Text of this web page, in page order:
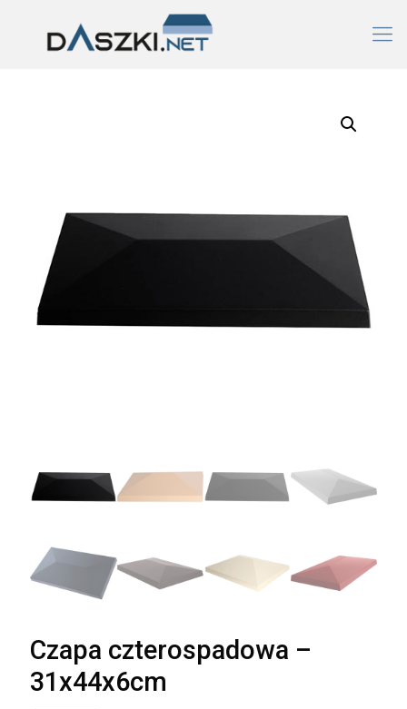
Czapa czterospadowa –
31x44x6cm